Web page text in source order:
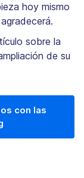
hoy mismo
sobre la
de su
con las